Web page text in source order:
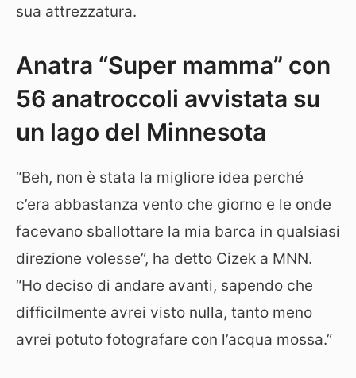
sua attrezzatura.
Anatra “Super mamma” con
56 anatroccoli avvistata su
un lago del Minnesota
“Beh, non è stata la migliore idea perché
c’era abbastanza vento che giorno e le onde
facevano sballottare la mia barca in qualsiasi
direzione volesse”, ha detto Cizek a MNN.
“Ho deciso di andare avanti, sapendo che
difficilmente avrei visto nulla, tanto meno
avrei potuto fotografare con l’acqua mossa.”